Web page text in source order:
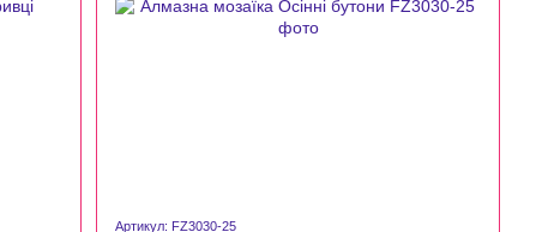
Артикул: FZ3030-25